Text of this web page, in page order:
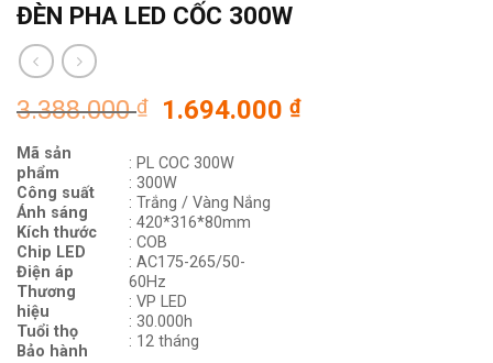
ĐÈN PHA LED CỐC 300W
3.388.000₫
Giá
là:
3.388.000 ₫.
1.694.000₫Giá
Mã sản
phẩm
Công suất
Ánh sáng
Kích thước
Chip LED
Điện áp
Thương
hiệu
Tuổi thọ
Bảo hành
: PL COC 300W
: 300W
: Trắng / Vàng Nắng
: 420*316*80mm
: COB
: AC175-265/50-
60Hz
: VP LED
: 30.000h
: 12 tháng